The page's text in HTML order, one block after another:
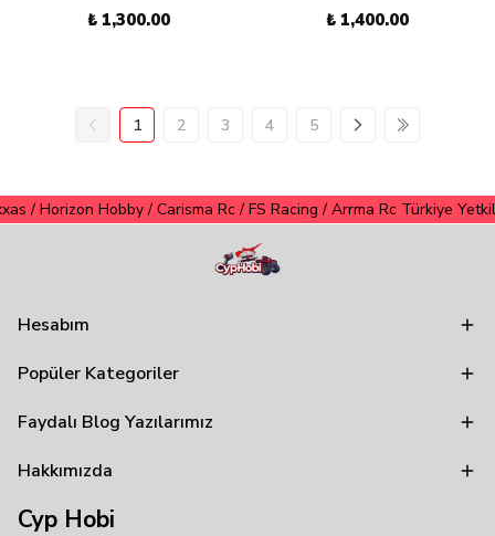
₺ 1,300.00 ₺ 1,400.00
1 2 3 4 5
Hobby / Carisma Rc / FS Racing / Arrma Rc Türkiye Yetkili
Hesabım
Popüler Kategoriler
Faydalı Blog Yazılarımız
Hakkımızda
Cyp Hobi